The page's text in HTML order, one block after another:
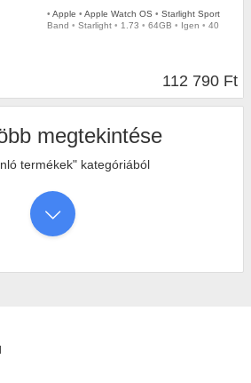
• Apple • Apple Watch OS • Starlight Sport
Band • Starlight • 1.73 • 64GB • Igen • 40
112 790 Ft
megtekintése
termékek" kategóriából